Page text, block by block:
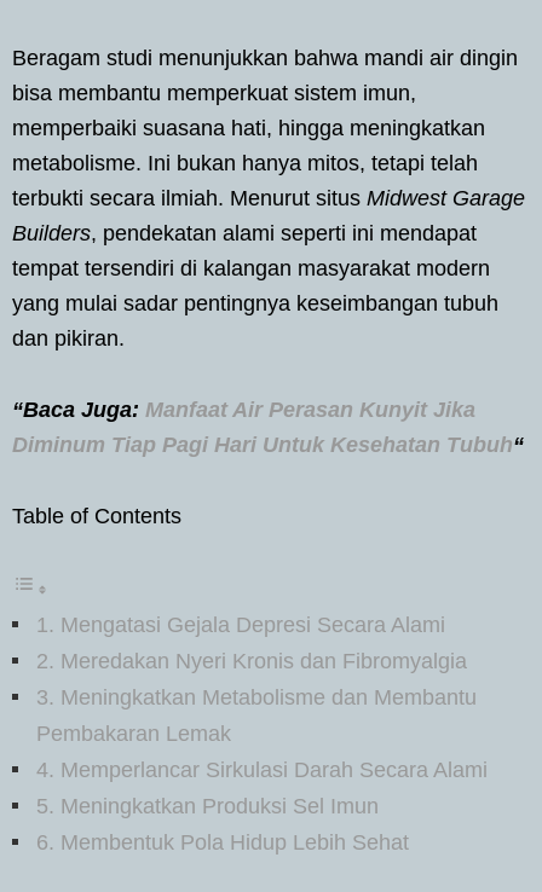
Beragam studi menunjukkan bahwa mandi air dingin
bisa membantu memperkuat sistem imun,
memperbaiki suasana hati, hingga meningkatkan
metabolisme. Ini bukan hanya mitos, tetapi telah
terbukti secara ilmiah. Menurut situs Midwest Garage
Builders, pendekatan alami seperti ini mendapat
tempat tersendiri di kalangan masyarakat modern
yang mulai sadar pentingnya keseimbangan tubuh
dan pikiran.
“Baca Juga: Manfaat Air Perasan Kunyit Jika
Diminum Tiap Pagi Hari Untuk Kesehatan Tubuh“
Table of Contents
1. Mengatasi Gejala Depresi Secara Alami
2. Meredakan Nyeri Kronis dan Fibromyalgia
3. Meningkatkan Metabolisme dan Membantu
Pembakaran Lemak
4. Memperlancar Sirkulasi Darah Secara Alami
5. Meningkatkan Produksi Sel Imun
6. Membentuk Pola Hidup Lebih Sehat